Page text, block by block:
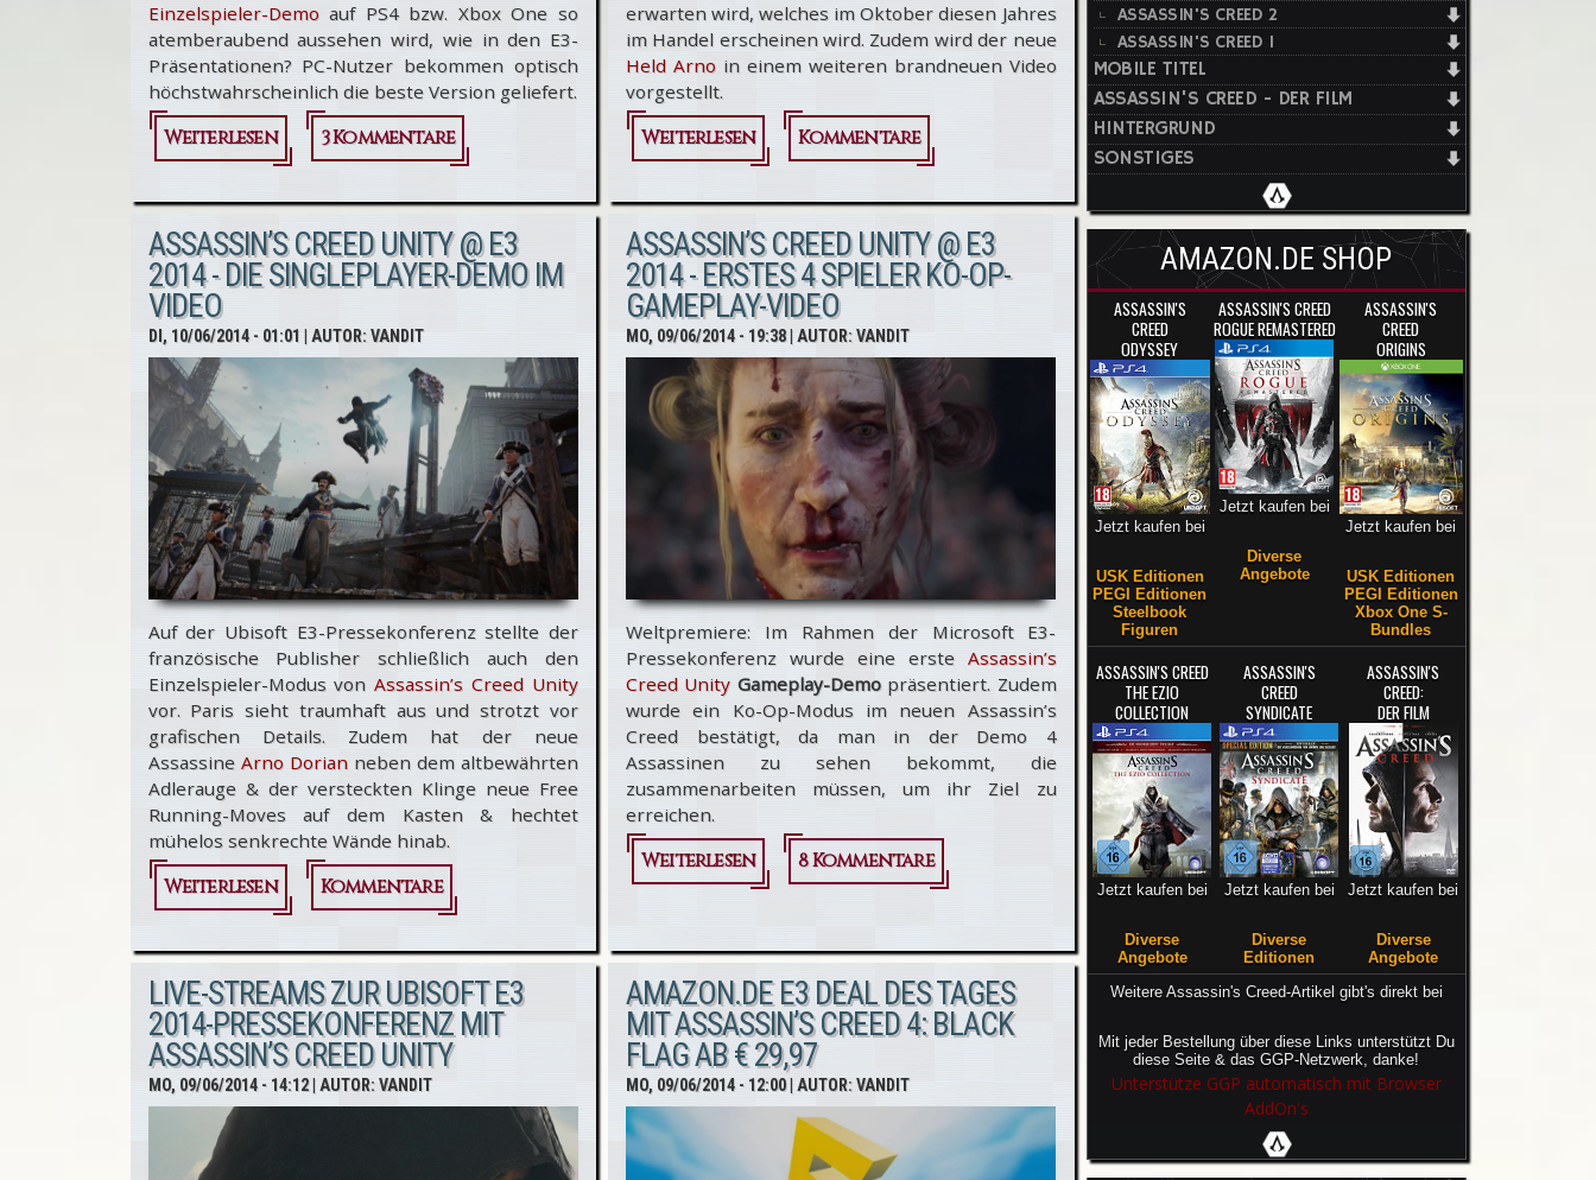
Einzelspieler-Demoauf PS4 bzw. Xbox One so
atemberaubend aussehen wird, wie in den E3-
Präsentationen? PC-Nutzer bekommen optisch
höchstwahrscheinlich die beste Version geliefert.
Weiterlesen
über
Unity @
Ist das
wirklich
Xbox
One-
bzw. PS4-
Grafik?
3 Kommentare
erwarten wird, welches im Oktober diesen Jahres
im Handel erscheinen wird. Zudem wird der neue
Held Arnoin einem weiteren brandneuen Video
vorgestellt.
Weiterlesen
über Assassin’s
Trailer online &
Vorstellungsvideo
von Arno!
Kommentare
ASSASSIN’S CREED UNITY @ E3
2014 - DIE SINGLEPLAYER-DEMO IM
VIDEO
DI, 10/06/2014 - 01:01 | AUTOR:VANDIT
Auf der Ubisoft E3-Pressekonferenz stellte der
französische Publisher schließlich auch den
Einzelspieler-Modus vonAssassin’s Creed Unity
vor. Paris sieht traumhaft aus und strotzt vor
grafischen Details. Zudem hat der neue
Assassine Arno Dorianneben dem altbewährten
Adlerauge & der versteckten Klinge neue Free
Running-Moves auf dem Kasten & hechtet
mühelos senkrechte Wände hinab.
Weiterlesen
über
Creed Unity
@ E3 2014 - Die
Singleplayer-
Demo im
Kommentare
ASSASSIN’S CREED UNITY @ E3
2014 - ERSTES 4 SPIELER KO-OP-
GAMEPLAY-VIDEO
MO, 09/06/2014 - 19:38| AUTOR:VANDIT
Weltpremiere: Im Rahmen der Microsoft E3-
Pressekonferenz wurde eine erste Assassin’s
Creed Unity Gameplay-Demopräsentiert. Zudem
wurde ein Ko-Op-Modus im neuen Assassin’s
Creed bestätigt, da man in der Demo 4
Assassinen zu sehen bekommt, die
zusammenarbeiten müssen, um ihr Ziel zu
erreichen.
Weiterlesen
über
Unity @
E3 2014 -
Erstes 4
Spieler Ko-
Op-
8 Kommentare
LIVE-STREAMS ZUR UBISOFT E3
2014-PRESSEKONFERENZ MIT
ASSASSIN’S CREED UNITY
MO, 09/06/2014 - 14:12| AUTOR:VANDIT
AMAZON.DE E3 DEAL DES TAGES
MIT ASSASSIN’S CREED 4: BLACK
FLAG AB € 29,97
MO, 09/06/2014 - 12:00| AUTOR:VANDIT
ASSASSIN'S CREED 2
ASSASSIN'S CREED 1
MOBILE TITEL
ASSASSIN'S CREED - DER FILM
HINTERGRUND
SONSTIGES
AMAZON.DE SHOP
ASSASSIN'S
CREED
ODYSSEY
Jetzt kaufen bei
USK Editionen
PEGI Editionen
Steelbook
Figuren
ASSASSIN'S CREED
ROGUE REMASTERED
Jetzt kaufen bei
Diverse
Angebote
ASSASSIN'S
CREED
ORIGINS
Jetzt kaufen bei
USK Editionen
PEGI Editionen
Xbox One S-
Bundles
ASSASSIN'S CREED
THE EZIO
COLLECTION
Jetzt kaufen bei
Diverse
Angebote
ASSASSIN'S
CREED
SYNDICATE
Jetzt kaufen bei
Diverse
Editionen
ASSASSIN'S
CREED:
DER FILM
Jetzt kaufen bei
Diverse
Angebote
Weitere Assassin's Creed-Artikel gibt's direkt bei
Mit jeder Bestellung über diese Links unterstützt Du
diese Seite & das GGP-Netzwerk, danke!
Unterstütze GGP automatisch mit Browser
AddOn's